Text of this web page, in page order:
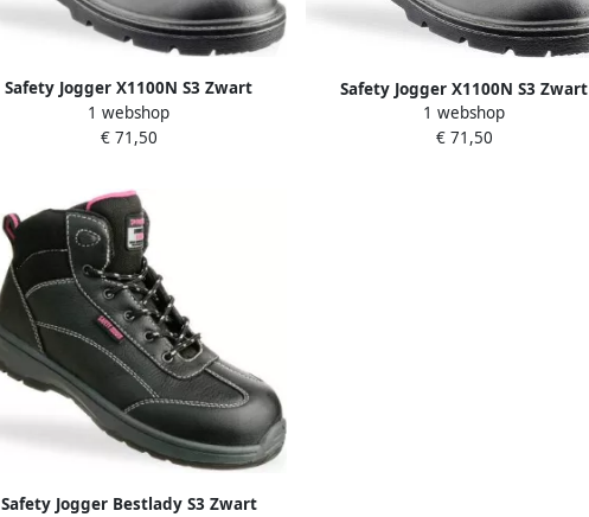
Safety Jogger X1100N S3 Zwart
11.118.022.42
1 webshop
€ 71,50
Safety Jogger X1100N S3 Zwart
11.118.022.47
1 webshop
€ 71,50
Safety Jogger Bestlady S3 Zwart